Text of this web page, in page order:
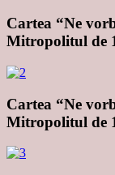
Cartea “Ne
Mitropolitul de
Cartea “Ne
Mitropolitul de